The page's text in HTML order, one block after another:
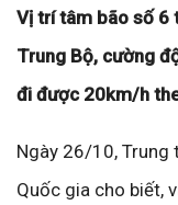
Vị trí tâm bão số 6
Trung Bộ, cường
đi được 20km/h
Ngày 26/10, Trung
Quốc gia cho biết,